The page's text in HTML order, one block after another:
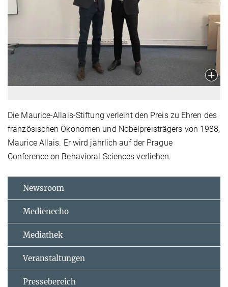
Die Maurice-Allais-Stiftung verleiht den Preis zu Ehren des
französischen Ökonomen und Nobelpreisträgers von 1988,
Maurice Allais. Er wird jährlich auf der Prague
Conference on Behavioral Sciences verliehen.
Newsroom
Medienecho
Mediathek
Veranstaltungen
Pressebereich